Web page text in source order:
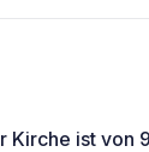
Kirche ist von